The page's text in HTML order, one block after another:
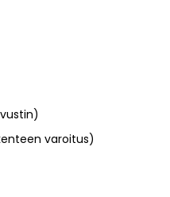
varoitus)